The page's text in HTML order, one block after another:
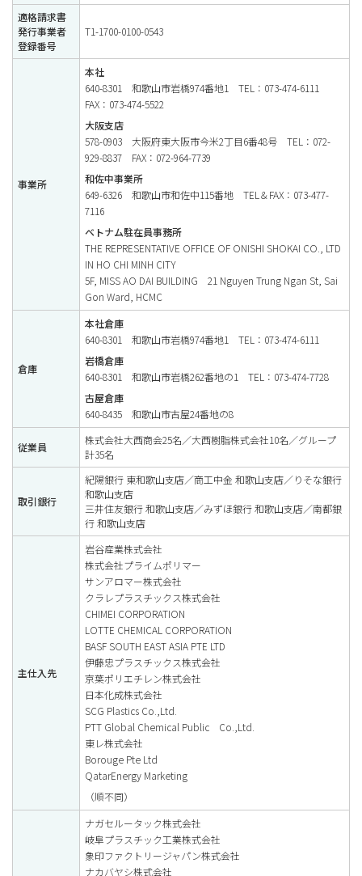
適格請求書
発行事業者
登録番号
T1-1700-0100-0543
事業所
本社
640-8301 和歌山市岩橋974番地1 TEL：073-474-6111
FAX：073-474-5522
大阪支店
578-0903 大阪府東大阪市今米2丁目6番48号 TEL：072-
929-8837 FAX：072-964-7739
和佐中事業所
649-6326 和歌山市和佐中115番地 TEL＆FAX：073-477-
7116
ベトナム駐在員事務所
THE REPRESENTATIVE OFFICE OF ONISHI SHOKAI CO., LTD
IN HO CHI MINH CITY
5F, MISS AO DAI BUILDING 21 Nguyen Trung Ngan St, Sai
Gon Ward, HCMC
倉庫
本社倉庫
640-8301 和歌山市岩橋974番地1 TEL：073-474-6111
岩橋倉庫
640-8301 和歌山市岩橋262番地の1 TEL：073-474-7728
古屋倉庫
640-8435 和歌山市古屋24番地の8
従業員
株式会社大西商会25名／大西樹脂株式会社10名／グループ
計35名
取引銀行
紀陽銀行 東和歌山支店／商工中金 和歌山支店／りそな銀行
和歌山支店
三井住友銀行 和歌山支店／みずほ銀行 和歌山支店／南都銀
行 和歌山支店
主仕入先
岩谷産業株式会社
株式会社プライムポリマー
サンアロマー株式会社
クラレプラスチックス株式会社
CHIMEI CORPORATION
LOTTE CHEMICAL CORPORATION
BASF SOUTH EAST ASIA PTE LTD
伊藤忠プラスチックス株式会社
京葉ポリエチレン株式会社
日本化成株式会社
SCG Plastics Co.,Ltd.
PTT Global Chemical Public Co.,Ltd.
東レ株式会社
Borouge Pte Ltd
QatarEnergy Marketing
（順不同）
ナガセルータック株式会社
岐阜プラスチック工業株式会社
象印ファクトリージャパン株式会社
ナカバヤシ株式会社